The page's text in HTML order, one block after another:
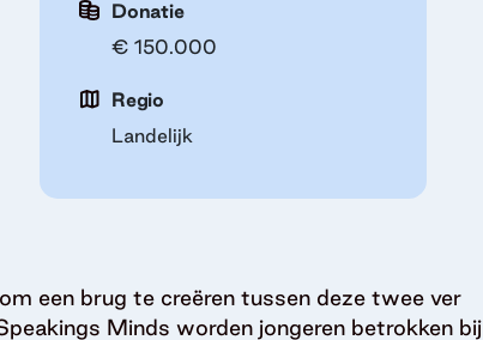
Donatie
€ 150.000
Regio
Landelijk
een brug te creëren tussen deze twee ver
Minds worden jongeren betrokken bij